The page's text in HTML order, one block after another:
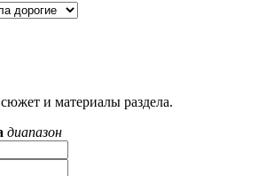
и материалы раздела.
диапазон